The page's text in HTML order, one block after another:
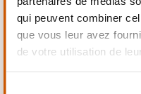
qui peuvent combiner
que vous leur avez
de votre utilisation de